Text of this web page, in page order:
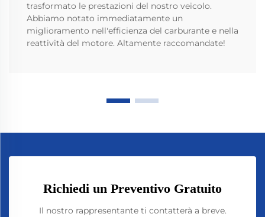
trasformato le prestazioni del nostro veicolo.
Abbiamo notato immediatamente un
miglioramento nell'efficienza del carburante e nella
reattività del motore. Altamente raccomandate!
Richiedi un Preventivo Gratuito
Il nostro rappresentante ti contatterà a breve.